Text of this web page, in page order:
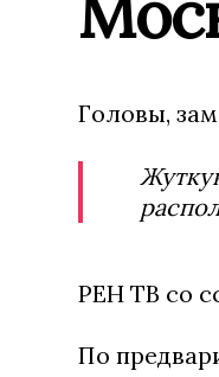
Головы,
РЕН ТВ со
По